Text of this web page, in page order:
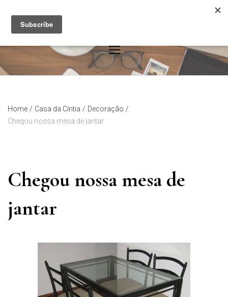
content
Home / Casa da Cíntia / Decoração /
Chegou nossa mesa de jantar
Chegou nossa mesa de
jantar